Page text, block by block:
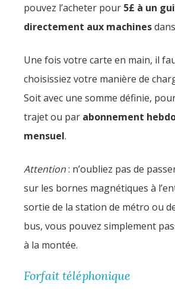
pouvez l’acheter pour 5£ à un
directement aux machines
Une fois votre carte en main, il
choisissiez votre manière de
Soit avec une somme définie,
trajet ou par abonnement
mensuel.
Attention: n’oubliez pas de
sur les bornes magnétiques à
sortie de la station de métro ou
bus, vous pouvez simplement
à la montée.
Forfait téléphonique